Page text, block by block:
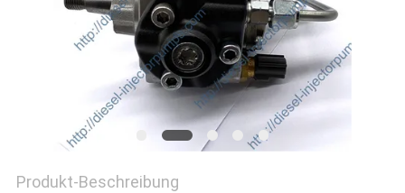
Produkt-Beschreibung